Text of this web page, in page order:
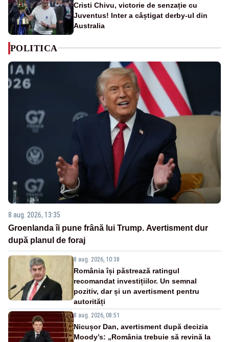
Cristi Chivu, victorie de senzație cu
Juventus! Inter a câștigat derby-ul din
Australia
POLITICA
8 aug. 2026, 13:35
Groenlanda îi pune frână lui Trump. Avertisment dur
după planul de foraj
8 aug. 2026, 10:38
România își păstrează ratingul
recomandat investițiilor. Un semnal
pozitiv, dar și un avertisment pentru
autorități
8 aug. 2026, 08:51
Nicușor Dan, avertisment după decizia
Moody’s: „România trebuie să revină la